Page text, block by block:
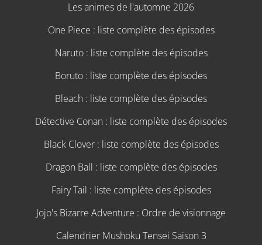
Les animes de l'automne 2026
One Piece : liste complète des épisodes
Naruto : liste complète des épisodes
Boruto : liste complète des épisodes
Bleach : liste complète des épisodes
Détective Conan : liste complète des épisodes
Black Clover : liste complète des épisodes
Dragon Ball : liste complète des épisodes
Fairy Tail : liste complète des épisodes
Jojo's Bizarre Adventure : Ordre de visionnage
Calendrier Mushoku Tensei Saison 3